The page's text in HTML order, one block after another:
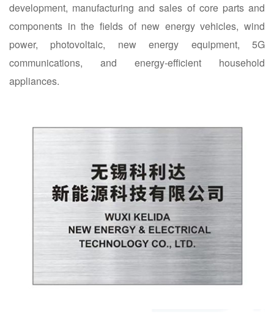
development, manufacturing and sales of core parts and
components in the fields of new energy vehicles, wind
power, photovoltaic, new energy equipment, 5G
communications, and energy-efficient household
appliances.